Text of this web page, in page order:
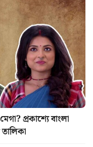
প্রকাশ্যে বাংলা